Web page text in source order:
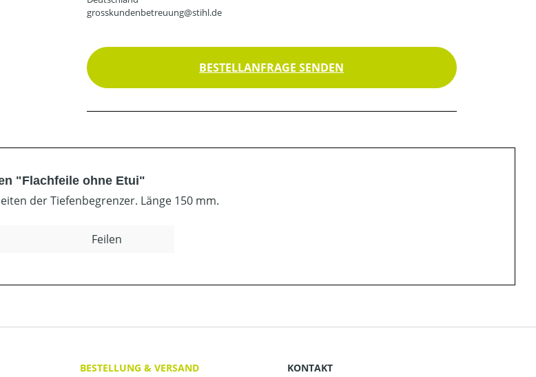
grosskundenbetreuung@stihl.de
BESTELLANFRAGE SENDEN
"Flachfeile ohne Etui"
der Tiefenbegrenzer. Länge 150 mm.
Feilen
BESTELLUNG & VERSAND
KONTAKT